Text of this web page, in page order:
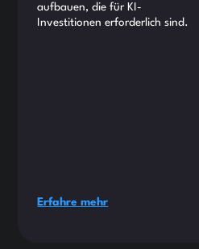
aufbauen, die für KI-
Investitionen erforderlich sind.
Erfahre mehr